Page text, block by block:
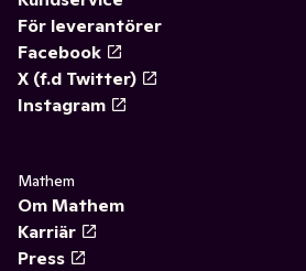
För leverantörer
Facebook
X (f.d Twitter)
Instagram
Mathem
Om Mathem
Karriär
Press